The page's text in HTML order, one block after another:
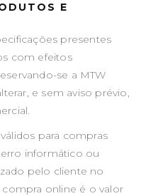
E
presentes
com efeitos
se a MTW
e sem aviso prévio,
para compras
informático ou
pelo cliente no
online é o valor